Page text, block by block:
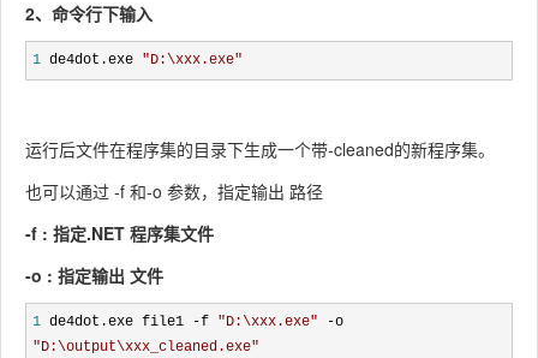
2、命令行下输入
1 de4dot.exe "D:\xxx.exe"
运行后文件在程序集的目录下生成一个带-cleaned的新程序集。
也可以通过 -f 和-o 参数，指定输出 路径
-f : 指定.NET 程序集文件
-o : 指定输出 文件
1 de4dot.exe file1 -f "D:\xxx.exe"
"D:\output\xxx_cleaned.exe"